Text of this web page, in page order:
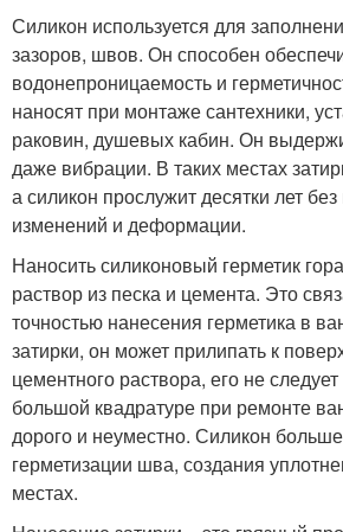
Силикон используется для
зазоров, швов. Он способен
водонепроницаемость и
наносят при монтаже сантехники,
раковин, душевых кабин. Он
даже вибрации. В таких местах
а силикон прослужит десятки лет
изменений и деформации.
Наносить силиконовый герметик
раствор из песка и цемента. Это
точностью нанесения герметика в
затирки, он может прилипать к
цементного раствора, его не
большой квадратуре при ремонте
дорого и неуместно. Силикон
герметизации шва, создания
местах.